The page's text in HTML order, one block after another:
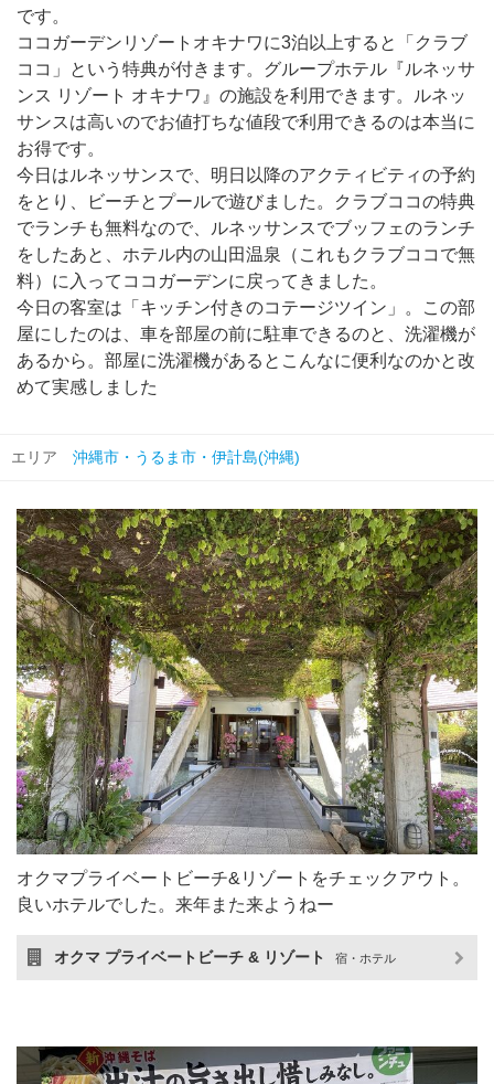
です。
ココガーデンリゾートオキナワに3泊以上すると「クラブ
ココ」という特典が付きます。グループホテル『ルネッサ
ンス リゾート オキナワ』の施設を利用できます。ルネッ
サンスは高いのでお値打ちな値段で利用できるのは本当に
お得です。
今日はルネッサンスで、明日以降のアクティビティの予約
をとり、ビーチとプールで遊びました。クラブココの特典
でランチも無料なので、ルネッサンスでブッフェのランチ
をしたあと、ホテル内の山田温泉（これもクラブココで無
料）に入ってココガーデンに戻ってきました。
今日の客室は「キッチン付きのコテージツイン」。この部
屋にしたのは、車を部屋の前に駐車できるのと、洗濯機が
あるから。部屋に洗濯機があるとこんなに便利なのかと改
めて実感しました
エリア 沖縄市・うるま市・伊計島(沖縄)
オクマプライベートビーチ&リゾートをチェックアウト。
良いホテルでした。来年また来ようねー
オクマ プライベートビーチ & リゾート 宿・ホテル